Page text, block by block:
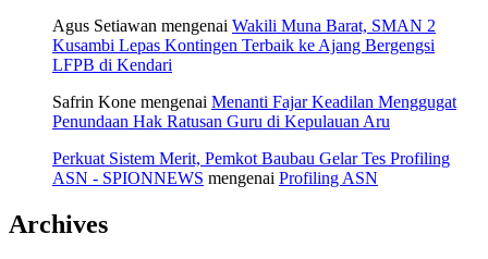
Agus Setiawan mengenai Wakili Muna Barat, SMAN 2
Kusambi Lepas Kontingen Terbaik ke Ajang Bergengsi
LFPB di Kendari
Safrin Kone mengenai Menanti Fajar Keadilan Menggugat
Penundaan Hak Ratusan Guru di Kepulauan Aru
Perkuat Sistem Merit, Pemkot Baubau Gelar Tes Profiling
ASN - SPIONNEWS mengenai Profiling ASN
Archives